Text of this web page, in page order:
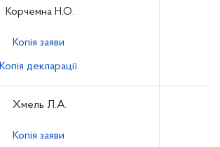
Корчемна Н.О.
Копія заяви
Копія декларації
Хмель Л.А.
Копія заяви